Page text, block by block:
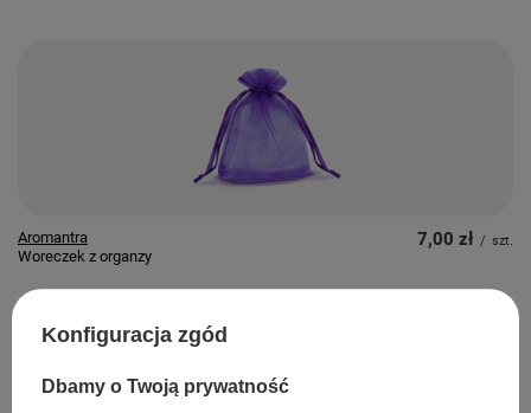
Aromantra
Woreczek z organzy
7,00 zł / szt.
Konfiguracja zgód
Dbamy o Twoją prywatność